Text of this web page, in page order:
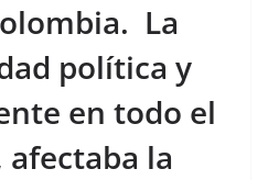
La
política y
en todo el
afectaba la